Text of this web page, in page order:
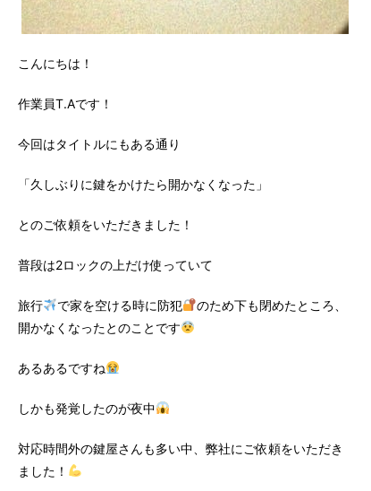
こんにちは！
作業員T.Aです！
今回はタイトルにもある通り
「久しぶりに鍵をかけたら開かなくなった」
とのご依頼をいただきました！
普段は2ロックの上だけ使っていて
旅行 で家を空ける時に防犯
のため下も閉めたところ、
開かなくなったとのことです
あるあるですね
しかも発覚したのが夜中
対応時間外の鍵屋さんも多い中、弊社にご依頼をいただき
ました！